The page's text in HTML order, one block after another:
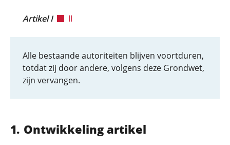
Artikel I II
Alle bestaande autoriteiten blijven voortduren,
totdat zij door andere, volgens deze Grondwet,
zijn vervangen.
Ontwikkeling artikel